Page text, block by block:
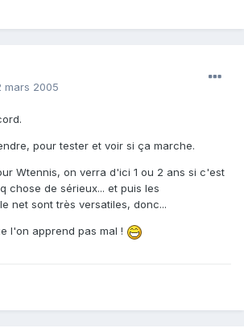
mars 2005
pour tester et voir si ça marche.
Wtennis, on verra d'ici 1 ou 2 ans si c'est
chose de sérieux... et puis les
net sont très versatiles, donc...
l'on apprend pas mal !